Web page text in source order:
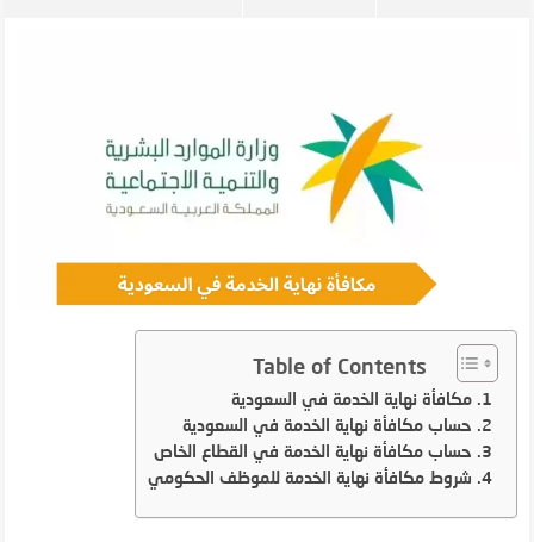
Table of Contents
مكافأة نهاية الخدمة في السعودية
حساب مكافأة نهاية الخدمة في السعودية
حساب مكافأة نهاية الخدمة في القطاع الخاص
شروط مكافأة نهاية الخدمة للموظف الحكومي